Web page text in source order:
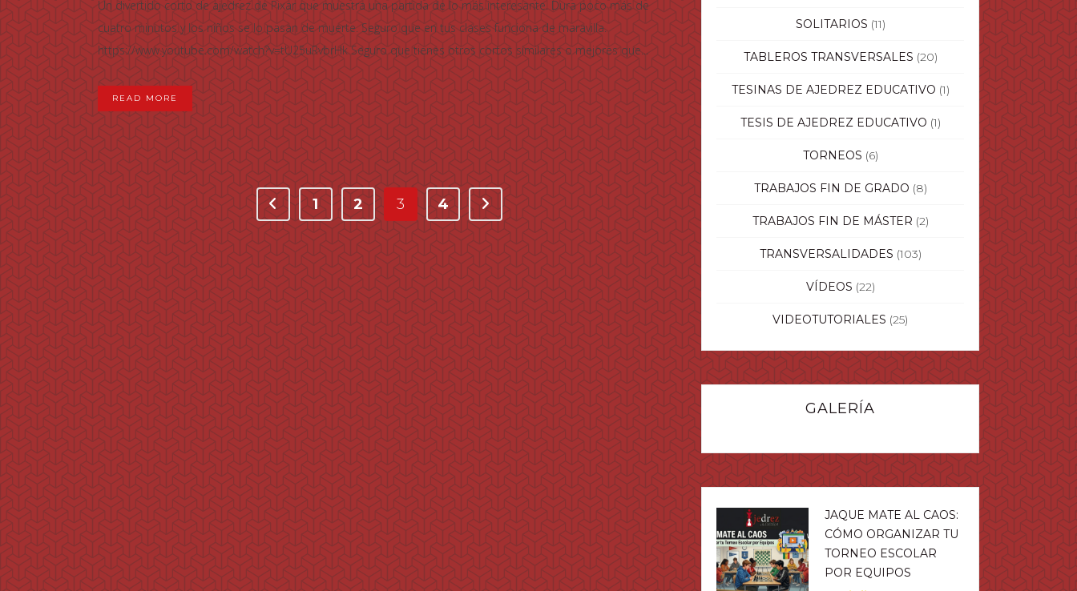
Un divertido corto de ajedrez de Pixar que muestra una partida de lo más interesante. Dura poco más de
cuatro minutos y los niños se lo pasan de muerte. Seguro que en tus clases funciona de maravilla.
https://www.youtube.com/watch?v=tU25uRvbrHk Seguro que tienes otros cortos similares o mejores que...
READ MORE
1 2 3 4
SOLITARIOS (11)
TABLEROS TRANSVERSALES (20)
TESINAS DE AJEDREZ EDUCATIVO (1)
TESIS DE AJEDREZ EDUCATIVO (1)
TORNEOS (6)
TRABAJOS FIN DE GRADO (8)
TRABAJOS FIN DE MÁSTER (2)
TRANSVERSALIDADES (103)
VÍDEOS (22)
VIDEOTUTORIALES (25)
GALERÍA
JAQUE MATE AL CAOS:
CÓMO ORGANIZAR TU
TORNEO ESCOLAR
POR EQUIPOS